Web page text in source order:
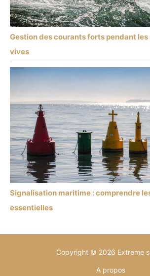
Gestion des courants forts pendant les
vives
Signalisation maritime : comprendre
essentielles
Copyright © 2026 Extreme
A propos